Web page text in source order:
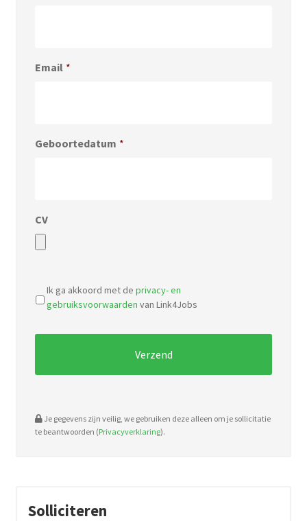
Email *
Geboortedatum *
CV
types:
pdf,
doc.
Ik ga akkoord met de privacy- en
gebruiksvoorwaarden van Link4Jobs
Je gegevens zijn veilig, we gebruiken deze alleen om je sollicitatie
te beantwoorden (Privacyverklaring).
Solliciteren